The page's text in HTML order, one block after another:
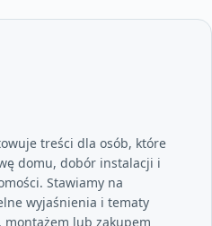
treści dla osób, które
domu, dobór instalacji i
Stawiamy na
wyjaśnienia i tematy
lub zakupem